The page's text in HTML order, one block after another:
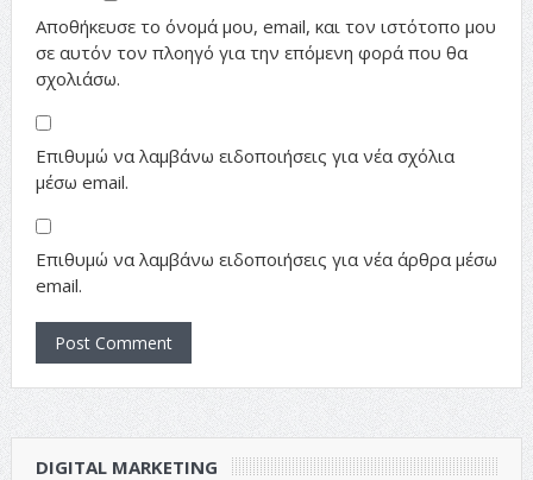
Αποθήκευσε το όνομά μου, email, και τον ιστότοπο μου
σε αυτόν τον πλοηγό για την επόμενη φορά που θα
σχολιάσω.
Επιθυμώ να λαμβάνω ειδοποιήσεις για νέα σχόλια
μέσω email.
Επιθυμώ να λαμβάνω ειδοποιήσεις για νέα άρθρα μέσω
email.
DIGITAL MARKETING